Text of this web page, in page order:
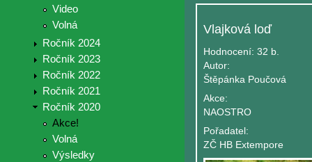
Video
Volná
Ročník 2024
Ročník 2023
Ročník 2022
Ročník 2021
Ročník 2020
Akce!
Volná
Výsledky
Vlajková loď
Hodnocení: 32 b.
Autor:
Štěpánka Poučová
Akce:
NAOSTRO
Pořadatel:
ZČ HB Extempore